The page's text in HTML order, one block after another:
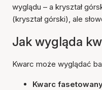
wyglądu – a kryształ
(kryształ górski), ale
Jak wygląda
Kwarc może wyglądać
Kwarc